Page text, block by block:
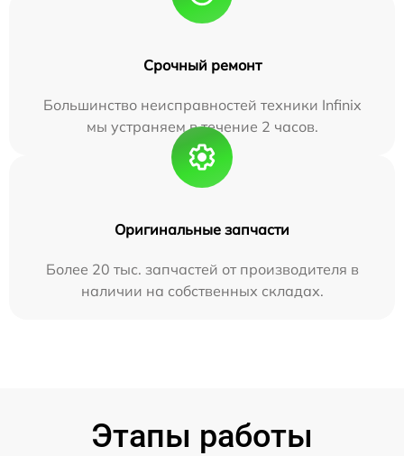
Срочный ремонт
Большинство неисправностей техники Infinix
мы устраняем в течение 2 часов.
Оригинальные запчасти
Более 20 тыс. запчастей от производителя в
наличии на собственных складах.
Этапы работы